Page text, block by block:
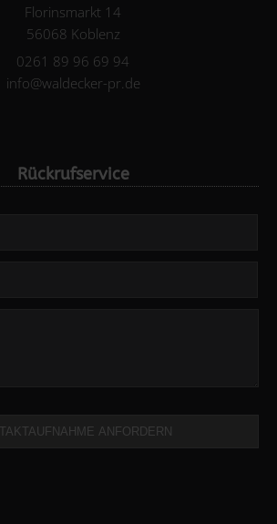
Florinsmarkt 14
56068 Koblenz
0261 89 96 69 94
info@waldecker-pr.de
Rückrufservice
ANFORDERN